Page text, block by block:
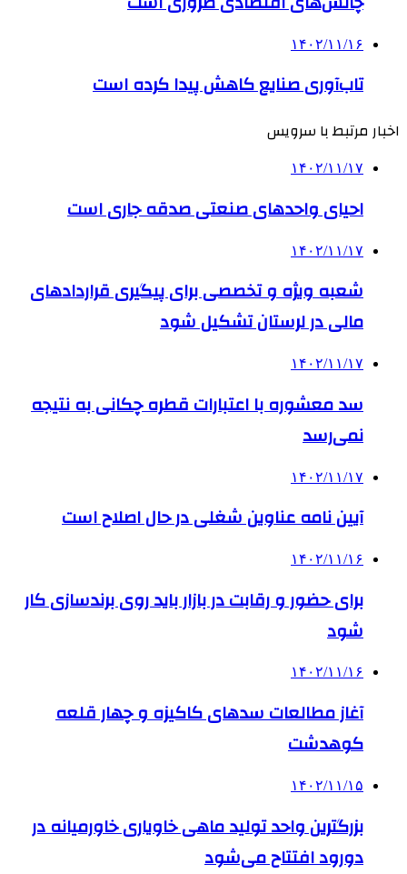
۱۴۰۲/۱۱/۱۶
تاب‌آوری صنایع کاهش پیدا کرده است
اخبار مرتبط با سرویس
۱۴۰۲/۱۱/۱۷
احیای واحدهای صنعتی صدقه جاری است
۱۴۰۲/۱۱/۱۷
شعبه ویژه و تخصصی برای پیگیری قراردادهای
مالی در لرستان تشکیل شود
۱۴۰۲/۱۱/۱۷
سد معشوره ‌با اعتبارات قطره چکانی به نتیجه
نمی‌رسد
۱۴۰۲/۱۱/۱۷
آیین نامه عناوین شغلی در حال اصلاح است
۱۴۰۲/۱۱/۱۶
برای حضور و رقابت در بازار باید روی برندسازی کار
شود
۱۴۰۲/۱۱/۱۶
آغاز مطالعات سدهای کاکیزه و چهار قلعه
کوهدشت
۱۴۰۲/۱۱/۱۵
بزرگترین واحد تولید ماهی خاویاری خاورمیانه در
دورود افتتاح می‌شود